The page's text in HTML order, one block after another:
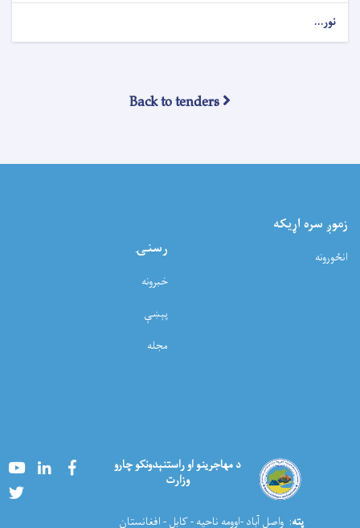
نور...
Back to tenders
زموږ سره اړيکه
انځورونه رسنۍ
خبرونه
پېښې
مجله
د مهاجرینو او راستنېدونکو چارو
وزارت
YoutubeLinkedInFacebook
پته: واصل آباد -اوومه ناحیه - کابل - افغانستان